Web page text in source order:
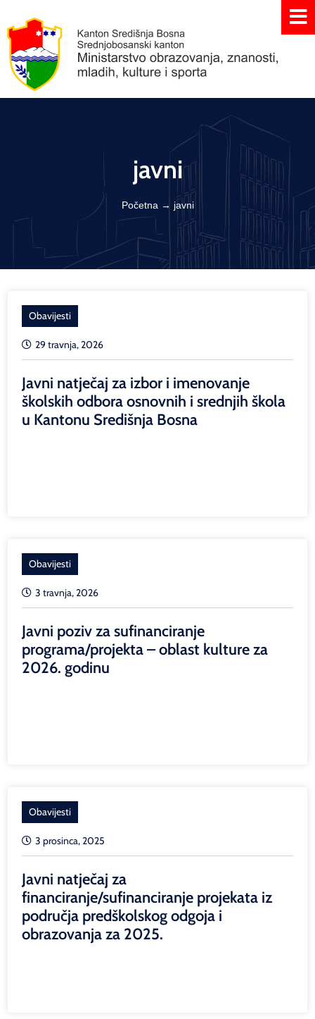
javni
Početna → javni
Obavijesti
29 travnja, 2026
Javni natječaj za izbor i imenovanje
školskih odbora osnovnih i srednjih škola
u Kantonu Središnja Bosna
Obavijesti
3 travnja, 2026
Javni poziv za sufinanciranje
programa/projekta – oblast kulture za
2026. godinu
Obavijesti
3 prosinca, 2025
Javni natječaj za
financiranje/sufinanciranje projekata iz
područja predškolskog odgoja i
obrazovanja za 2025.